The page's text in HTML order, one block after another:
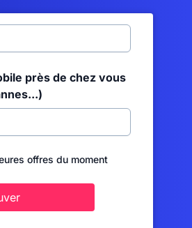
près de chez vous
offres du moment